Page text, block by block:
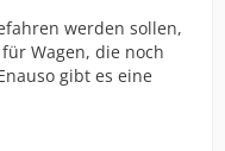
werden sollen,
Wagen, die noch
gibt es eine